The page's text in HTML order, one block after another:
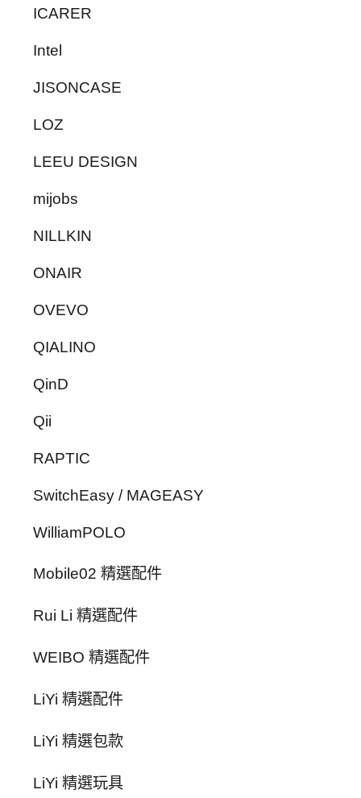
ICARER
Intel
JISONCASE
LOZ
LEEU DESIGN
mijobs
NILLKIN
ONAIR
OVEVO
QIALINO
QinD
Qii
RAPTIC
SwitchEasy / MAGEASY
WilliamPOLO
Mobile02 精選配件
Rui Li 精選配件
WEIBO 精選配件
LiYi 精選配件
LiYi 精選包款
LiYi 精選玩具